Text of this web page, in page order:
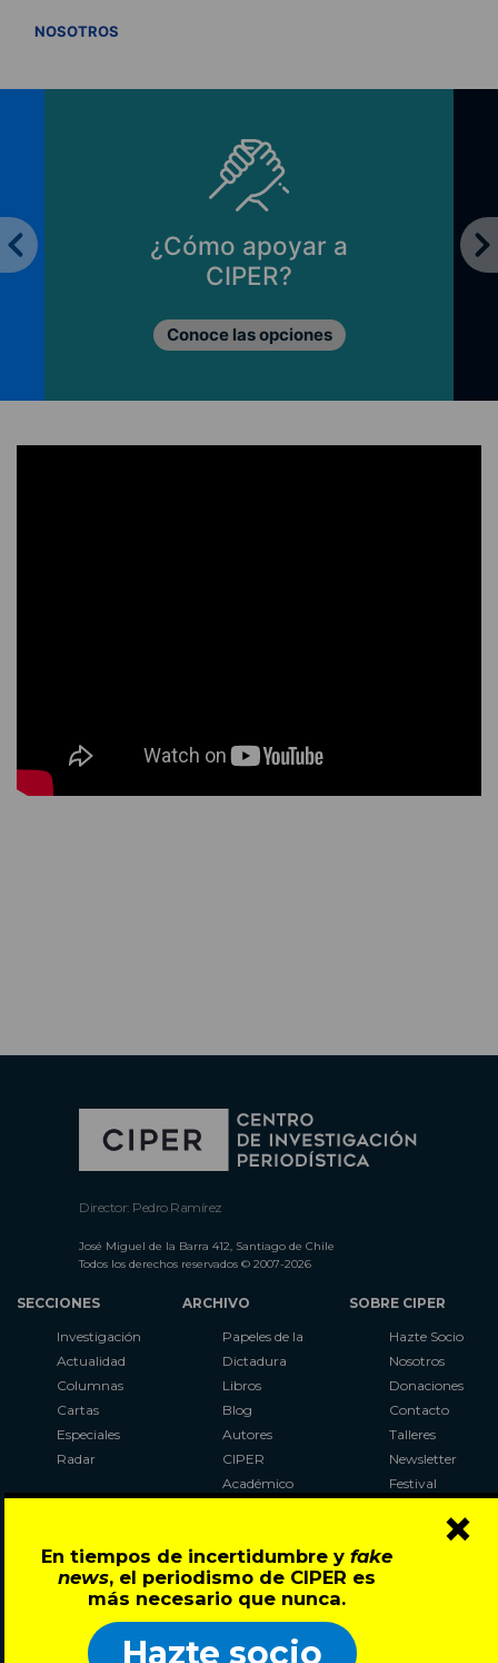
En tiempos de incertidumbre y fake
news, el periodismo de CIPER es
más necesario que nunca.
Hazte socio
×
NOSOTROS
¿Cómo apoyar a
CIPER?
Conoce las opciones
Director: Pedro Ramírez
José Miguel de la Barra 412, Santiago de Chile
Todos los derechos reservados © 2007-2026
SECCIONES
Investigación
Actualidad
Columnas
Cartas
Especiales
Radar
ARCHIVO
Papeles de la
Dictadura
Libros
Blog
Autores
CIPER
Académico
Al Plebiscito
con CIPER
SOBRE CIPER
Hazte Socio
Nosotros
Donaciones
Contacto
Talleres
Newsletter
Festival